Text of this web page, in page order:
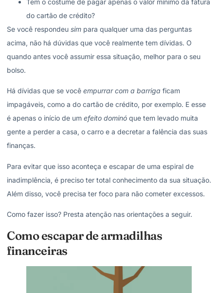
do cartão de crédito?
Se você respondeu sim para qualquer uma das perguntas
acima, não há dúvidas que você realmente tem dívidas. O
quando antes você assumir essa situação, melhor para o seu
bolso.
Há dívidas que se você empurrar com a barriga ficam
impagáveis, como a do cartão de crédito, por exemplo. E esse
é apenas o início de um efeito dominó que tem levado muita
gente a perder a casa, o carro e a decretar a falência das suas
finanças.
Para evitar que isso aconteça e escapar de uma espiral de
inadimplência, é preciso ter total conhecimento da sua situação.
Além disso, você precisa ter foco para não cometer excessos.
Como fazer isso? Presta atenção nas orientações a seguir.
Como escapar de armadilhas
financeiras